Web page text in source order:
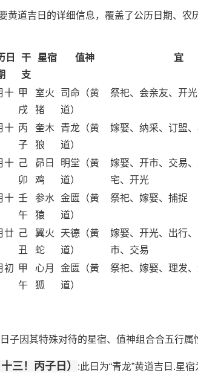
黄道吉日的详细信息，覆盖了公历日期、农
日
干
支
星宿 值神 宜
十 甲
戌
室火
猪
司命（黄
道）
祭祀、会亲友、开
十 丙
子
奎木
狼
青龙（黄
道）
嫁娶、纳采、订盟
十 己
卯
昴日
鸡
明堂（黄
道）
嫁娶、开市、交易
宅、开光
十 壬
午
参水
猿
金匮（黄
道）
祭祀、嫁娶、捕捉
廿 己
丑
翼火
蛇
天德（黄
道）
嫁娶、开光、出行
市、交易
初 甲
午
心月
狐
金匮（黄
道）
祭祀、嫁娶、理发
子因其特殊对待的星宿、值神组合合五行属
三！丙子日）
:此日为“青龙”黄道吉日.星